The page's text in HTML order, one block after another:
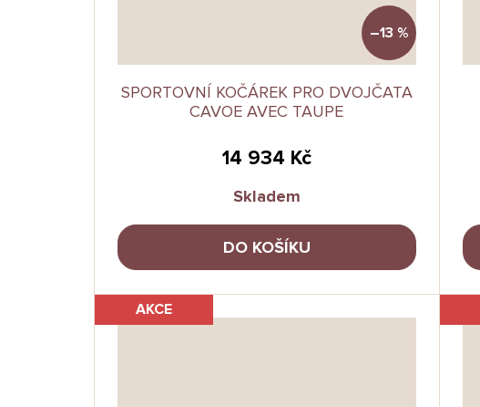
–13 %
SPORTOVNÍ KOČÁREK PRO DVOJČATA
CAVOE AVEC TAUPE
14 934 Kč
Skladem
DO KOŠÍKU
AKCE